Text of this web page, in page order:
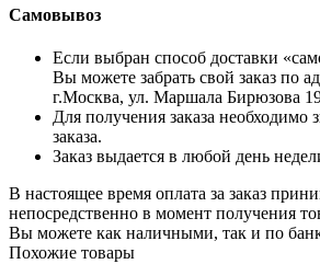
Самовывоз
Если выбран способ доставки
Вы можете забрать свой заказ по
г.Москва, ул. Маршала Бирюзова
Для получения заказа необходимо
заказа.
Заказ выдается в любой день
В настоящее время оплата за заказ
непосредственно в момент получения
Вы можете как наличными, так и по
Похожие товары